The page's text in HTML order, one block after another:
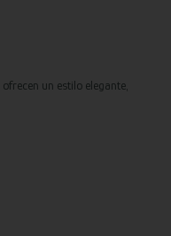
ofrecen un estilo elegante,